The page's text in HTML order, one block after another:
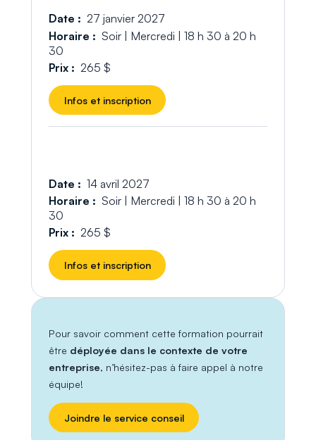
Date : 27 janvier 2027
Horaire : Soir | Mercredi | 18 h 30 à 20 h
30
Prix : 265 $
Infos et inscription
Date : 14 avril 2027
Horaire : Soir | Mercredi | 18 h 30 à 20 h
30
Prix : 265 $
Infos et inscription
Pour savoir comment cette formation pourrait
être déployée dans le contexte de votre
entreprise, n’hésitez-pas à faire appel à notre
équipe!
Joindre le service conseil